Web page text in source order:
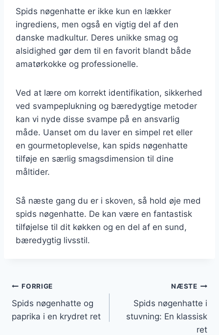
Spids nøgenhatte er ikke kun en lækker
ingrediens, men også en vigtig del af den
danske madkultur. Deres unikke smag og
alsidighed gør dem til en favorit blandt både
amatørkokke og professionelle.
Ved at lære om korrekt identifikation, sikkerhed
ved svampeplukning og bæredygtige metoder
kan vi nyde disse svampe på en ansvarlig
måde. Uanset om du laver en simpel ret eller
en gourmetoplevelse, kan spids nøgenhatte
tilføje en særlig smagsdimension til dine
måltider.
Så næste gang du er i skoven, så hold øje med
spids nøgenhatte. De kan være en fantastisk
tilføjelse til dit køkken og en del af en sund,
bæredygtig livsstil.
Indlægsnavigation
FORRIGE
Spids nøgenhatte og
paprika i en krydret ret
NÆSTE
Spids nøgenhatte i
stuvning: En klassisk
ret